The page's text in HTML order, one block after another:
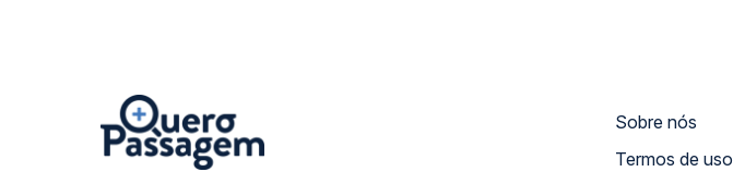
Sobre nós
Termos de uso